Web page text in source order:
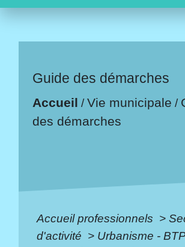
Guide des démarches
Accueil /Vie municipale /
des démarches
Accueil professionnels >
d'activité > Urbanisme -